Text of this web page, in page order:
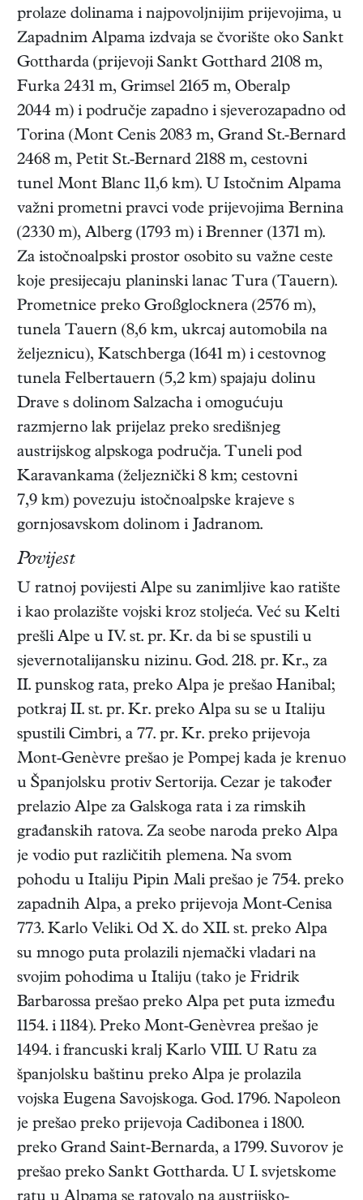
prolaze dolinama i najpovoljnijim prijevojima, u
Zapadnim Alpama izdvaja se čvorište oko Sankt
Gottharda (prijevoji Sankt Gotthard 2108 m,
Furka 2431 m, Grimsel 2165 m, Oberalp
2044 m) i područje zapadno i sjeverozapadno od
Torina (Mont Cenis 2083 m, Grand St.-Bernard
2468 m, Petit St.-Bernard 2188 m, cestovni
tunel Mont Blanc 11,6 km). U Istočnim Alpama
važni prometni pravci vode prijevojima Bernina
(2330 m), Alberg (1793 m) i Brenner (1371 m).
Za istočnoalpski prostor osobito su važne ceste
koje presijecaju planinski lanac Tura (Tauern).
Prometnice preko Großglocknera (2576 m),
tunela Tauern (8,6 km, ukrcaj automobila na
željeznicu), Katschberga (1641 m) i cestovnog
tunela Felbertauern (5,2 km) spajaju dolinu
Drave s dolinom Salzacha i omogućuju
razmjerno lak prijelaz preko središnjeg
austrijskog alpskoga područja. Tuneli pod
Karavankama (željeznički 8 km; cestovni
7,9 km) povezuju istočnoalpske krajeve s
gornjosavskom dolinom i Jadranom.
Povijest
U ratnoj povijesti Alpe su zanimljive kao ratište
i kao prolazište vojski kroz stoljeća. Već su Kelti
prešli Alpe u IV. st. pr. Kr. da bi se spustili u
sjevernotalijansku nizinu. God. 218. pr. Kr., za
II. punskog rata, preko Alpa je prešao Hanibal;
potkraj II. st. pr. Kr. preko Alpa su se u Italiju
spustili Cimbri, a 77. pr. Kr. preko prijevoja
Mont-Genèvre prešao je Pompej kada je krenuo
u Španjolsku protiv Sertorija. Cezar je također
prelazio Alpe za Galskoga rata i za rimskih
građanskih ratova. Za seobe naroda preko Alpa
je vodio put različitih plemena. Na svom
pohodu u Italiju Pipin Mali prešao je 754. preko
zapadnih Alpa, a preko prijevoja Mont-Cenisa
773. Karlo Veliki. Od X. do XII. st. preko Alpa
su mnogo puta prolazili njemački vladari na
svojim pohodima u Italiju (tako je Fridrik
Barbarossa prešao preko Alpa pet puta između
1154. i 1184). Preko Mont-Genèvrea prešao je
1494. i francuski kralj Karlo VIII. U Ratu za
španjolsku baštinu preko Alpa je prolazila
vojska Eugena Savojskoga. God. 1796. Napoleon
je prešao preko prijevoja Cadibonea i 1800.
preko Grand Saint-Bernarda, a 1799. Suvorov je
prešao preko Sankt Gottharda. U I. svjetskome